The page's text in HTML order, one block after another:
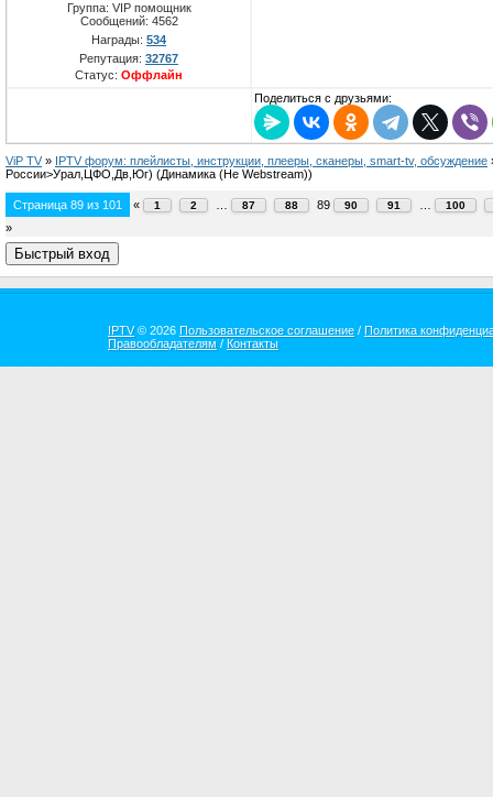
Группа: VIP помощник
Сообщений: 4562
Награды: 534
Репутация: 32767
Статус: Оффлайн
Поделиться с друзьями:
ViP TV » IPTV форум: плейлисты, инструкции, плееры, сканеры, smart-tv, обсуждение
России>Урал,ЦФО,Дв,Юг) (Динамика (Не Webstream))
Страница 89 из 101 « 1 2 87 88 89 90 91 100
»
IPTV© 2026 Пользовательское соглашение / Политика
Правообладателям / Контакты